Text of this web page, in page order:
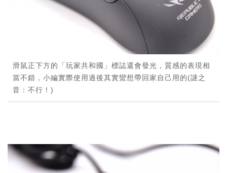
滑鼠正下方的「玩家共和國」標誌還會發光，質感的表現相
當不錯，小編實際使用過後其實蠻想帶回家自己用的(謎之
音：不行！)